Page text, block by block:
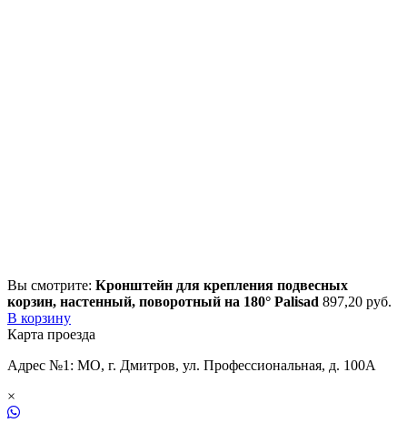
Вы смотрите: Кронштейн для крепления подвесных
корзин, настенный, поворотный на 180° Palisad 897,20 руб.
В корзину
Карта проезда
Адрес №1: МО, г. Дмитров, ул. Профессиональная, д. 100А
×